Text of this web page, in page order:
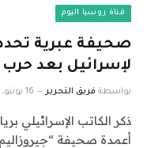
قناة روسيا اليوم
صحيفة عبرية
لإسرائيل بعد
بواسطة فريق التحرير 16 يونيو، 2024
ذكر الكاتب الإسرائيلي
أعمدة صحيفة